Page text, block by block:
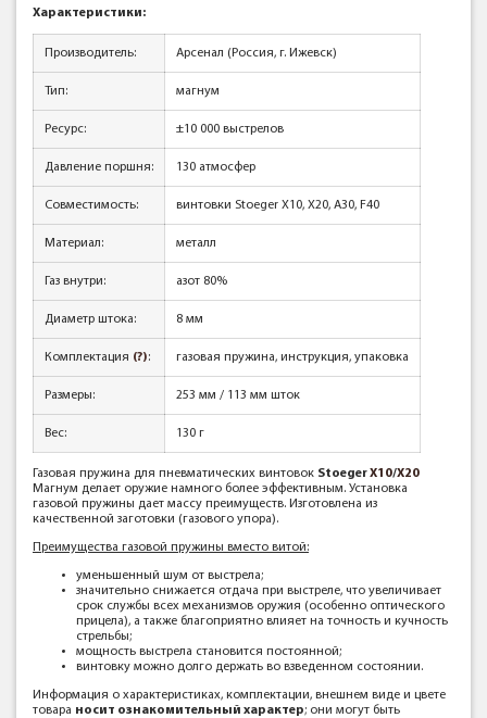
Характеристики:
Производитель: Арсенал (Россия, г. Ижевск)
Тип: магнум
Ресурс: ±10 000 выстрелов
Давление поршня: 130 атмосфер
Совместимость: винтовки Stoeger X10, X20, A30, F40
Материал: металл
Газ внутри: азот 80%
Диаметр штока: 8 мм
Комплектация (?): газовая пружина, инструкция, упаковка
Размеры: 253 мм / 113 мм шток
Вес: 130 г
Газовая пружина для пневматических винтовок StoegerX10/X20
Магнум делает оружие намного более эффективным. Установка
газовой пружины дает массу преимуществ. Изготовлена из
качественной заготовки (газового упора).
Преимущества газовой пружины вместо витой:
уменьшенный шум от выстрела;
значительно снижается отдача при выстреле, что увеличивает
срок службы всех механизмов оружия (особенно оптического
прицела), а также благоприятно влияет на точность и кучность
стрельбы;
мощность выстрела становится постоянной;
винтовку можно долго держать во взведенном состоянии.
Информация о характеристиках, комплектации, внешнем виде и цвете
товара носит ознакомительный характер; они могут быть